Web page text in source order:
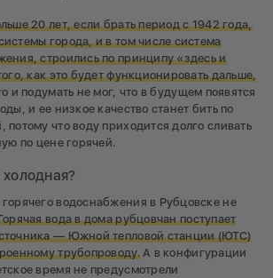
20 лет, если брать периодс 1942 года,
города, и в том числе система
строились по принципу «здесь и
как это будет функционировать дальше,
и подумать не мог, что в будущем появятся
и ее низкое качество станет бить по
потому что воду приходится долго сливать
по цене горячей.
водоснабжения в Рубцовске не
вода в дома рубцовчан поступает
— Южной тепловой станции (ЮТС)
трубопроводу.А в конфигурации
время не предусмотрели